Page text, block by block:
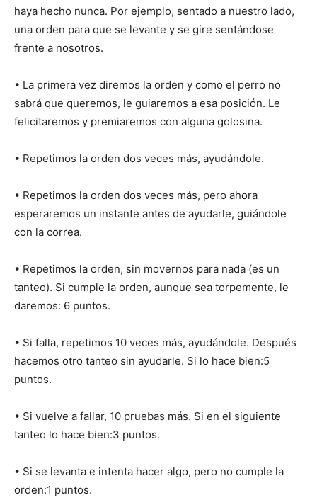
haya hecho nunca. Por ejemplo, sentado a nuestro lado,
una orden para que se levante y se gire sentándose
frente a nosotros.
• La primera vez diremos la orden y como el perro no
sabrá que queremos, le guiaremos a esa posición. Le
felicitaremos y premiaremos con alguna golosina.
• Repetimos la orden dos veces más, ayudándole.
• Repetimos la orden dos veces más, pero ahora
esperaremos un instante antes de ayudarle, guiándole
con la correa.
• Repetimos la orden, sin movernos para nada (es un
tanteo). Si cumple la orden, aunque sea torpemente, le
daremos: 6 puntos.
• Si falla, repetimos 10 veces más, ayudándole. Después
hacemos otro tanteo sin ayudarle. Si lo hace bien:5
puntos.
• Si vuelve a fallar, 10 pruebas más. Si en el siguiente
tanteo lo hace bien:3 puntos.
• Si se levanta e intenta hacer algo, pero no cumple la
orden:1 puntos.